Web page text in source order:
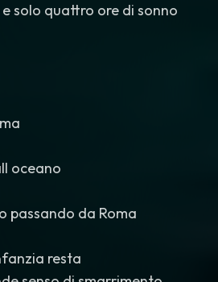
solo quattro ore di sonno
oceano
passando da Roma
resta